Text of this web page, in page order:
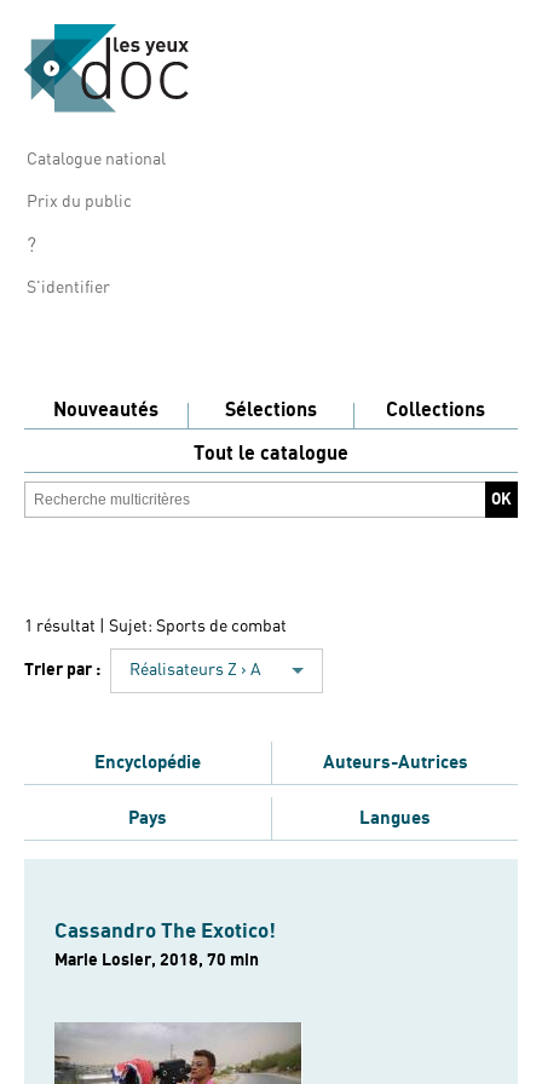
Catalogue national
Prix du public
?
S'identifier
Nouveautés Sélections
Collections
Tout le catalogue
1 résultat | Sujet: Sports de combat
Trier par : Réalisateurs Z › A
Encyclopédie Auteurs-Autrices
Pays Langues
Cassandro The Exotico!
Marie Losier, 2018, 70 min